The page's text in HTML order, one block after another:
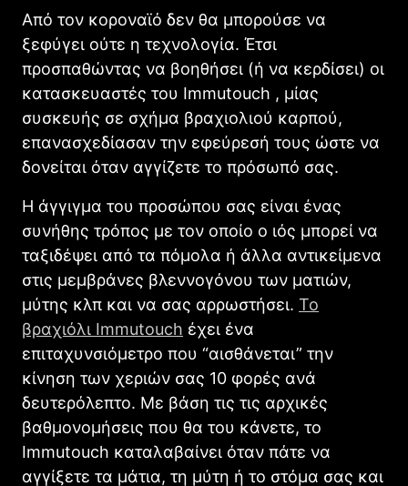
Από τον κοροναϊό δεν θα μπορούσε να
ξεφύγει ούτε η τεχνολογία. Έτσι
προσπαθώντας να βοηθήσει (ή να κερδίσει) οι
κατασκευαστές του Ιmmutouch , μίας
συσκευής σε σχήμα βραχιολιού καρπού,
επανασχεδίασαν την εφεύρεσή τους ώστε να
δονείται όταν αγγίζετε το πρόσωπό σας.
Η άγγιγμα του προσώπου σας είναι ένας
συνήθης τρόπος με τον οποίο ο ιός μπορεί να
ταξιδέψει από τα πόμολα ή άλλα αντικείμενα
στις μεμβράνες βλεννογόνου των ματιών,
μύτης κλπ και να σας αρρωστήσει. Το
βραχιόλι Immutouch έχει ένα
επιταχυνσιόμετρο που “αισθάνεται” την
κίνηση των χεριών σας 10 φορές ανά
δευτερόλεπτο. Με βάση τις τις αρχικές
βαθμονομήσεις που θα του κάνετε, το
Immutouch καταλαβαίνει όταν πάτε να
αγγίξετε τα μάτια, τη μύτη ή το στόμα σας και